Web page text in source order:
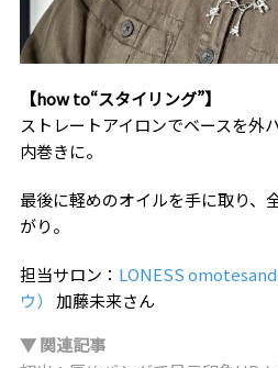
【how to“スタイリング”】
ストレートアイロンでベースを外
内巻きに。
最後に軽めのオイルを手に取り、
がり。
担当サロン： LONESS
ウ）
加藤未来さん
▼ 関連記事